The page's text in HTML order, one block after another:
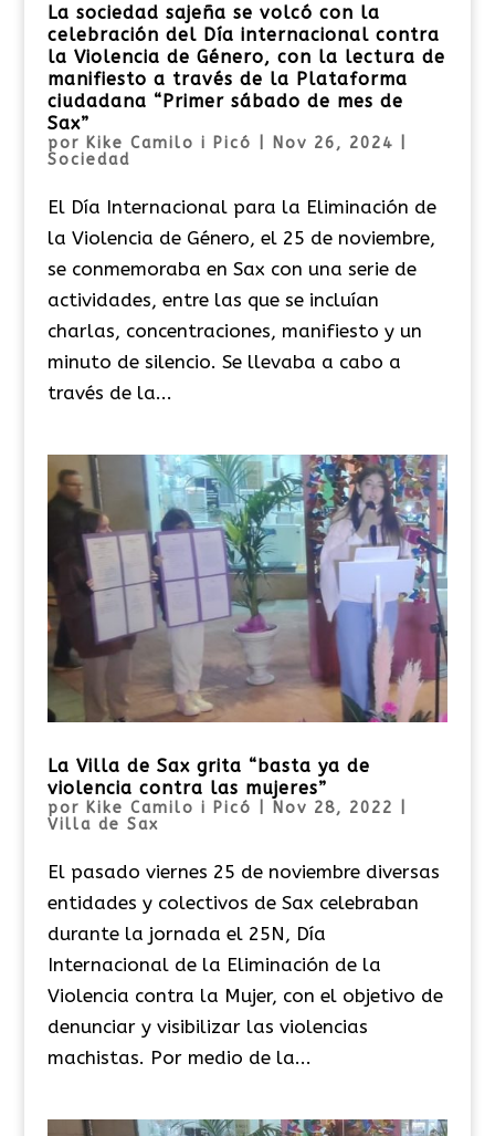
La sociedad sajeña se volcó con la
celebración del Día internacional contra
la Violencia de Género, con la lectura de
manifiesto a través de la Plataforma
ciudadana “Primer sábado de mes de
Sax”
por Kike Camilo i Picó Nov 26, 2024
Sociedad
El Día Internacional para la Eliminación de
la Violencia de Género, el 25 de noviembre,
se conmemoraba en Sax con una serie de
actividades, entre las que se incluían
charlas, concentraciones, manifiesto y un
minuto de silencio. Se llevaba a cabo a
través de la...
La Villa de Sax grita “basta ya de
violencia contra las mujeres”
por Kike Camilo i Picó Nov 28, 2022
Villa de Sax
El pasado viernes 25 de noviembre diversas
entidades y colectivos de Sax celebraban
durante la jornada el 25N, Día
Internacional de la Eliminación de la
Violencia contra la Mujer, con el objetivo de
denunciar y visibilizar las violencias
machistas. Por medio de la...